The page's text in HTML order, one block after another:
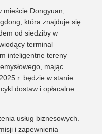
mieście Dongyuan,
która znajduje się
od siedziby w
terminal
inteligentne tereny
mając
r. będzie w stanie
dostaw i opłacalne
usług biznesowych.
i zapewnienia